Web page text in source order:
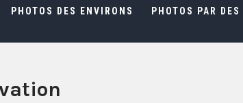
PHOTOS DES ENVIRONS PHOTOS PAR